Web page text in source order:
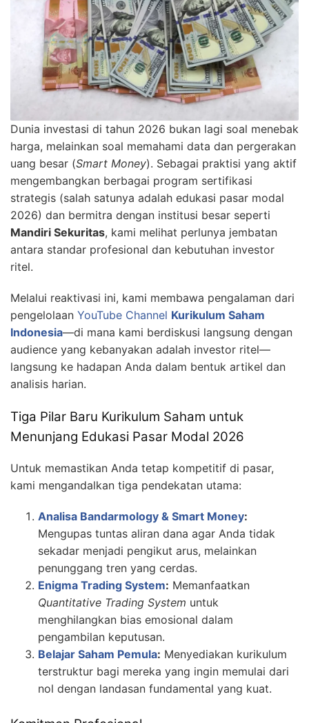
Dunia investasi di tahun 2026 bukan lagi soal menebak
harga, melainkan soal memahami data dan pergerakan
uang besar (Smart Money). Sebagai praktisi yang aktif
mengembangkan berbagai program sertifikasi
strategis (salah satunya adalah edukasi pasar modal
2026) dan bermitra dengan institusi besar seperti
Mandiri Sekuritas, kami melihat perlunya jembatan
antara standar profesional dan kebutuhan investor
ritel.
Melalui reaktivasi ini, kami membawa pengalaman dari
pengelolaan YouTube Channel Kurikulum Saham
Indonesia—di mana kami berdiskusi langsung dengan
audience yang kebanyakan adalah investor ritel—
langsung ke hadapan Anda dalam bentuk artikel dan
analisis harian.
Tiga Pilar Baru Kurikulum Saham untuk
Menunjang Edukasi Pasar Modal 2026
Untuk memastikan Anda tetap kompetitif di pasar,
kami mengandalkan tiga pendekatan utama:
Analisa Bandarmology & Smart Money:
Mengupas tuntas aliran dana agar Anda tidak
sekadar menjadi pengikut arus, melainkan
penunggang tren yang cerdas.
Enigma Trading System: Memanfaatkan
Quantitative Trading System untuk
menghilangkan bias emosional dalam
pengambilan keputusan.
Belajar Saham Pemula: Menyediakan kurikulum
terstruktur bagi mereka yang ingin memulai dari
nol dengan landasan fundamental yang kuat.